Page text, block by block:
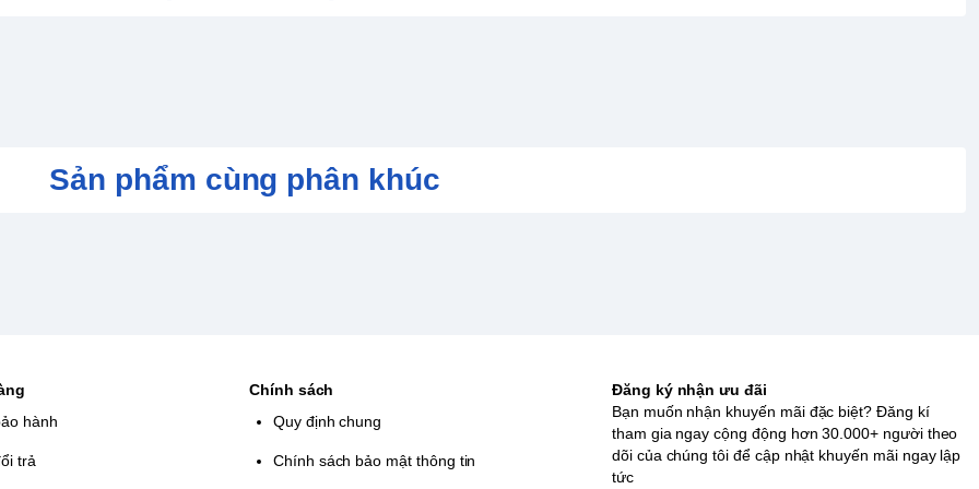
CHAMPIONSHIPS: NES
Sản phẩm cùng phân khúc
hành
trả
Chính sách
Quy định chung
Chính sách bảo mật thông tin
Đăng ký nhận ưu đãi
Bạn muốn nhận khuyến mãi đặc biệt? Đăng kí
tham gia ngay cộng động hơn 30.000+ người theo
dõi của chúng tôi để cập nhật khuyến mãi ngay lập
tức